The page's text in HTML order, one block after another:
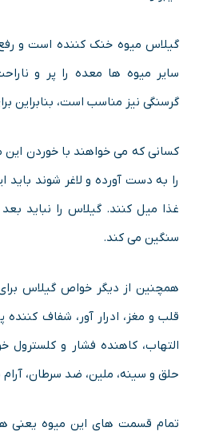
گیلاس میوه خنک کننده است و
سایر میوه ها معده را پر و
گرسنگی نیز مناسب است، بنابراین
کسانی که می خواهند با خوردن
را به دست آورده و لاغر شوند باید
غذا میل کنند. گیلاس را نباید
سنگین می کند.
همچنین از دیگر خواص گیلاس
قلب و مغز، ادرار آور، شفاف
التهاب، کاهنده فشار و
حلق و سینه، ملین، ضد سرطان،
تمام قسمت های این میوه یعنی